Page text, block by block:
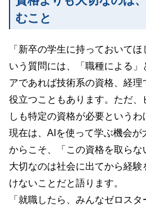
むこと
「新卒の学生に持っておいて
いう質問には、「職種による
アであれば技術系の資格、経
役立つこともあります。ただ
しも特定の資格が必要というわ
現在は、AIを使って学ぶ機会
からこそ、「この資格を取らな
大切なのは社会に出てから経
けないことだと語ります。
「就職したら、みんなゼロス